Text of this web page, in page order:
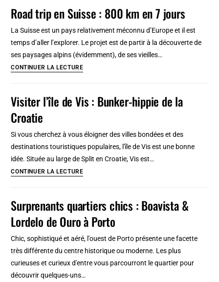
Road trip en Suisse : 800 km en 7 jours
La Suisse est un pays relativement méconnu d’Europe et il est
temps d’aller l’explorer. Le projet est de partir à la découverte de
ses paysages alpins (évidemment), de ses vieilles…
CONTINUER LA LECTURERoad
Suisse
en
7
jours
Visiter l’île de Vis : Bunker-hippie de la
Croatie
Si vous cherchez à vous éloigner des villes bondées et des
destinations touristiques populaires, l'île de Vis est une bonne
idée. Située au large de Split en Croatie, Vis est…
CONTINUER LA LECTUREVisiter
Vis
:
hippie
Surprenants quartiers chics : Boavista &
Lordelo de Ouro à Porto
Chic, sophistiqué et aéré, l'ouest de Porto présente une facette
très différente du centre historique ou moderne. Les plus
curieuses et curieux d'entre vous parcourront le quartier pour
découvrir quelques-uns…